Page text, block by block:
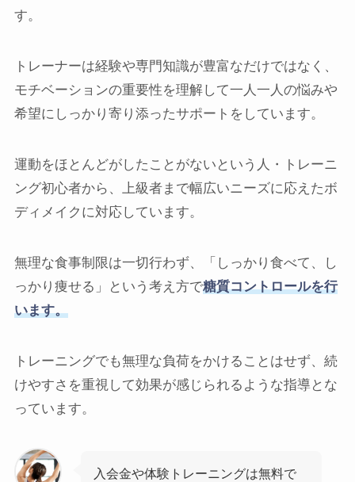
す。
トレーナーは経験や専門知識が豊富なだけではなく、
モチベーションの重要性を理解して一人一人の悩みや
希望にしっかり寄り添ったサポートをしています。
運動をほとんどがしたことがないという人・トレーニ
ング初心者から、上級者まで幅広いニーズに応えたボ
ディメイクに対応しています。
無理な食事制限は一切行わず、「しっかり食べて、し
っかり痩せる」という考え方で糖質コントロールを行
います。
トレーニングでも無理な負荷をかけることはせず、続
けやすさを重視して効果が感じられるような指導とな
っています。
入会金や体験トレーニングは無料で